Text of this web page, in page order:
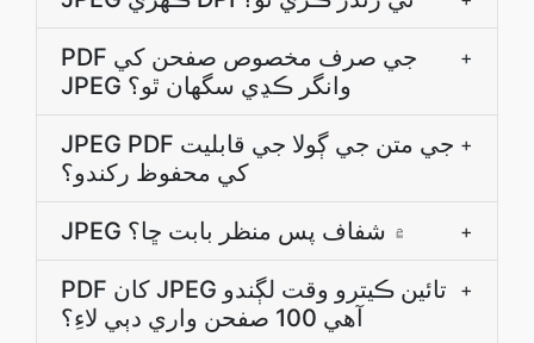
PDF جي صرف مخصوص صفحن کي
JPEG وانگر ڪڍي سگهان ٿو؟
+
JPEG PDF جي متن جي ڳولا جي قابليت
کي محفوظ رکندو؟
+
JPEG ۾ شفاف پس منظر بابت ڇا؟ +
PDF کان JPEG تائين ڪيترو وقت لڳندو
آهي 100 صفحن واري دٻي لاءِ؟
+